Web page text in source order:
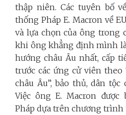
thập niên. Các tuyên bố
thống Pháp E. Macron về
và lựa chọn của ông trong
khi ông khẳng định mình
hướng châu Âu nhất, cấp
trước các ứng cử viên
châu Âu”, bảo thủ, dân
Việc ông E. Macron được
Pháp dựa trên chương